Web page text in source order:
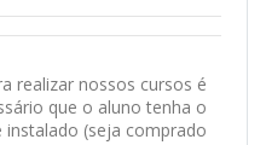
realizar nossos cursos é
que o aluno tenha o
instalado (seja comprado